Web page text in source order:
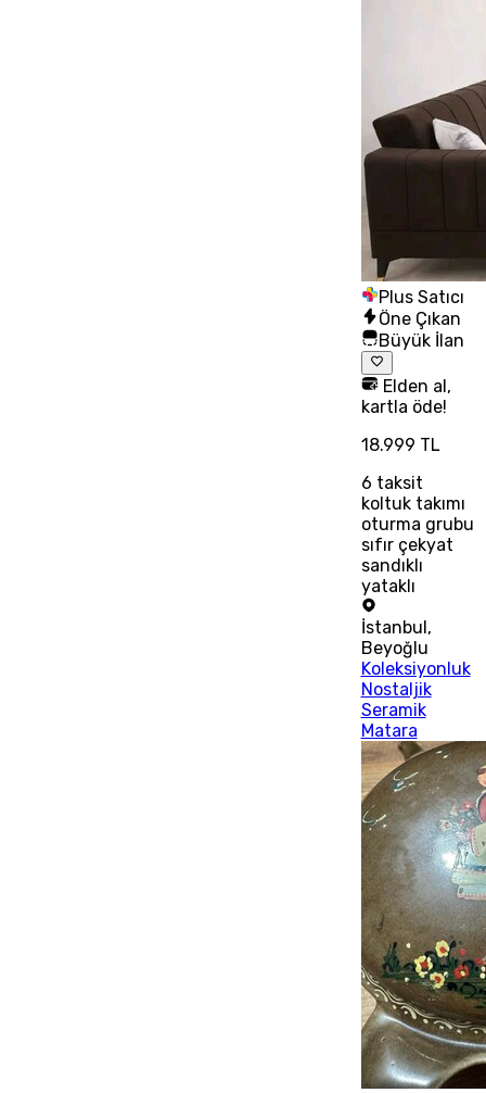
Plus Satıcı
Öne Çıkan
Büyük İlan
Elden al,
kartla öde!
18.999 TL
6 taksit
koltuk takımı
oturma grubu
sıfır çekyat
sandıklı
yataklı
İstanbul ,
Beyoğlu
Koleksiyonluk
Nostaljik
Seramik
Matara